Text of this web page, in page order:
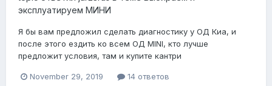
эксплуатируем МИНИ
Я бы вам предложил сделать диагностику у ОД Киа, и
после этого ездить ко всем ОД MINI, кто лучше
предложит условия, там и купите кантри
November 29, 2019 14 ответов